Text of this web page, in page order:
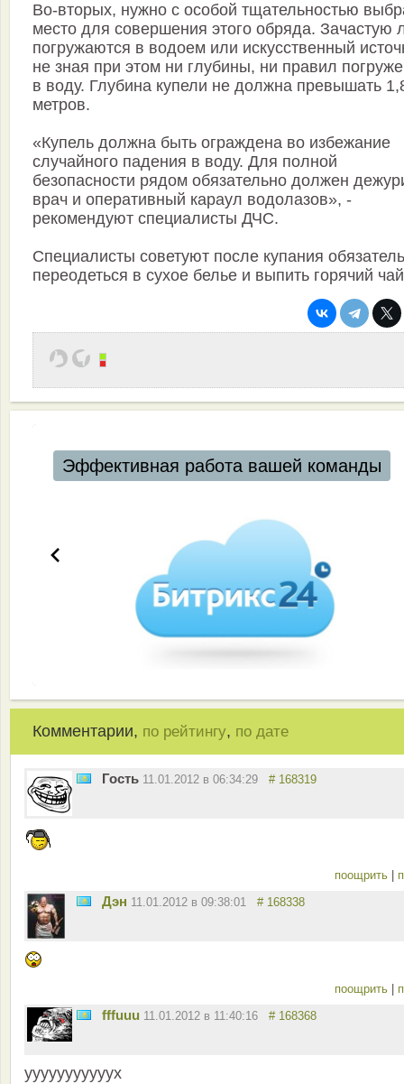
Во-вторых, нужно с особой тщательностью
место для совершения этого обряда. Зачастую
погружаются в водоем или искусственный
не зная при этом ни глубины, ни правил
в воду. Глубина купели не должна превышать
метров.
«Купель должна быть ограждена во избежание
случайного падения в воду. Для полной
безопасности рядом обязательно должен
врач и оперативный караул водолазов», -
рекомендуют специалисты ДЧС.
Специалисты советуют после купания
переодеться в сухое белье и выпить горячий
Эффективная работа вашей команды
Комментарии, по рейтингу, по дате
Гость 11.01.2012 в 06:34:29 # 168319
поощрить
Дэн 11.01.2012 в 09:38:01 # 168338
поощрить
fffuuu 11.01.2012 в 11:40:16 # 168368
ууууууууууух